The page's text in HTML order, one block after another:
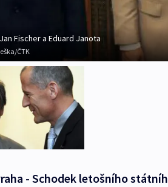
Fischer a Eduard Janota
ČTK
- Schodek letošního